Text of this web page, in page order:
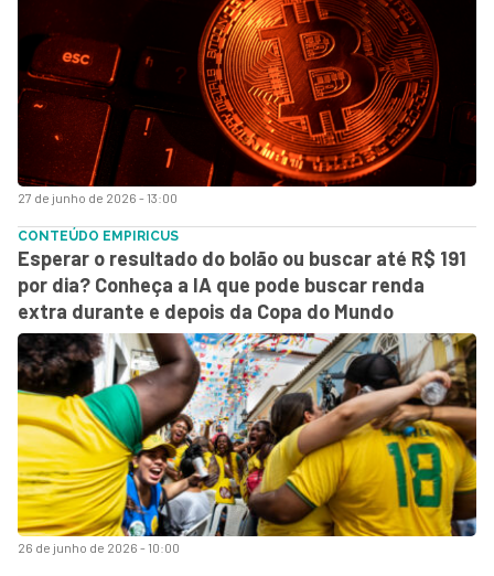
27 de junho de 2026 - 13:00
26 de junho de 2026 - 10:00
CONTEÚDO EMPIRICUS
Esperar o resultado do bolão ou buscar até R$ 191
por dia? Conheça a IA que pode buscar renda
extra durante e depois da Copa do Mundo